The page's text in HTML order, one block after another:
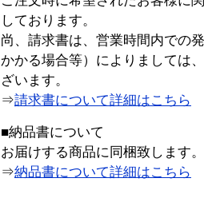
しております。
尚、請求書は、営業時間内での
かかる場合等）によりましては
ざいます。
⇒請求書について詳細はこちら
■納品書について
お届けする商品に同梱致します。
⇒納品書について詳細はこちら